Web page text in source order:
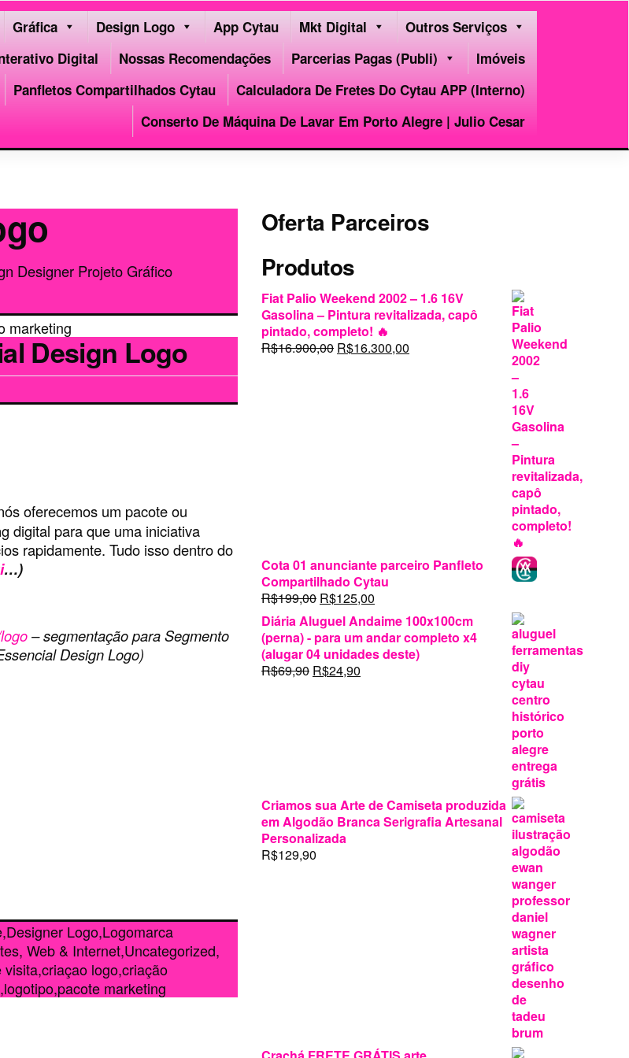
Gráfica Design Logo App Cytau Mkt Digital
Outros Serviços
Digital Nossas Recomendações Parcerias Pagas (publi)
Imóveis
Panfletos Compartilhados Cytau
Calculadora De Fretes Do Cytau APP (interno)
Conserto De Máquina De Lavar Em Porto Alegre | Julio Cesar
Designer Projeto Gráfico
Design Logo
oferecemos um pacote ou
digital para que uma iniciativa
rapidamente. Tudo isso dentro do
…)
– segmentação para Segmento
Design Logo)
,Designer Logo,Logomarca
Web & Internet,Uncategorized,
visita,criaçao logo,criação
,logotipo,pacote marketing
Oferta Parceiros
Produtos
Fiat Palio Weekend 2002 – 1.6 16V
Gasolina – Pintura revitalizada, capô
pintado, completo! 🔥
R$16.900,00 O
R$16.300,00O
Cota 01 anunciante parceiro Panfleto
Compartilhado Cytau
R$199,00 O
preço
original
era:
R$199,00.
R$125,00O
preço
atual
é:
R$125,00.
Diária Aluguel Andaime 100x100cm
(perna) - para um andar completo x4
(alugar 04 unidades deste)
R$69,90 O
R$24,90O
Criamos sua Arte de Camiseta produzida
em Algodão Branca Serigrafia Artesanal
Personalizada
R$129,90